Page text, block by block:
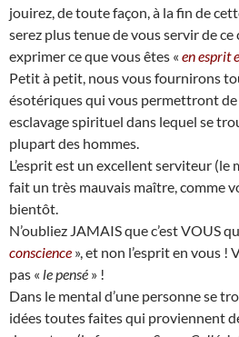
jouirez, de toute façon, à la fin de
serez plus tenue de vous servir de
exprimer ce que vous êtes « en esprit
Petit à petit, nous vous fournirons
ésotériques qui vous permettront de
esclavage spirituel dans lequel se
plupart des hommes.
L’esprit est un excellent serviteur (le
fait un très mauvais maître, comme
bientôt.
N’oubliez JAMAIS que c’est VOUS
conscience », et non l’esprit en vous !
pas « le pensé » !
Dans le mental d’une personne se
idées toutes faites qui proviennent